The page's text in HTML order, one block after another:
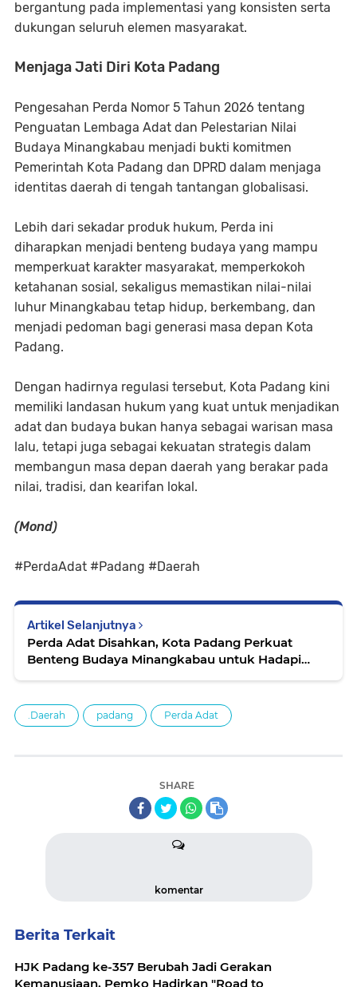
bergantung pada implementasi yang konsisten serta
dukungan seluruh elemen masyarakat.
Menjaga Jati Diri Kota Padang
Pengesahan Perda Nomor 5 Tahun 2026 tentang
Penguatan Lembaga Adat dan Pelestarian Nilai
Budaya Minangkabau menjadi bukti komitmen
Pemerintah Kota Padang dan DPRD dalam menjaga
identitas daerah di tengah tantangan globalisasi.
Lebih dari sekadar produk hukum, Perda ini
diharapkan menjadi benteng budaya yang mampu
memperkuat karakter masyarakat, memperkokoh
ketahanan sosial, sekaligus memastikan nilai-nilai
luhur Minangkabau tetap hidup, berkembang, dan
menjadi pedoman bagi generasi masa depan Kota
Padang.
Dengan hadirnya regulasi tersebut, Kota Padang kini
memiliki landasan hukum yang kuat untuk menjadikan
adat dan budaya bukan hanya sebagai warisan masa
lalu, tetapi juga sebagai kekuatan strategis dalam
membangun masa depan daerah yang berakar pada
nilai, tradisi, dan kearifan lokal.
(Mond)
#PerdaAdat #Padang #Daerah
Artikel Selanjutnya
Perda Adat Disahkan, Kota Padang Perkuat
Benteng Budaya Minangkabau untuk Hadapi
.Daerah padang Perda Adat
SHARE
komentar
Berita Terkait
HJK Padang ke-357 Berubah Jadi Gerakan
Kemanusiaan, Pemko Hadirkan "Road to